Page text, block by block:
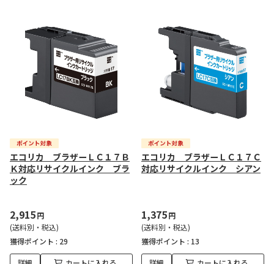
エコリカ ブラザーＬＣ１７Ｂ
Ｋ対応リサイクルインク ブラ
ック
2,915円
(送料別・税込)
獲得ポイント : 29
エコリカ ブラザーＬＣ１７Ｃ
対応リサイクルインク シアン
1,375円
(送料別・税込)
獲得ポイント : 13